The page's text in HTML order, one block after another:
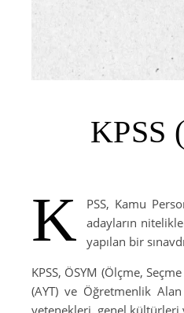
KPSS
K
PSS, Kamu
adayların
yapılan bir
KPSS, ÖSYM (Ölçme,
(AYT) ve Öğretmenlik
yetenekleri, genel